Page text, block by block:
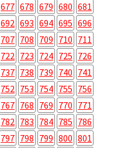
677 678 679 680 681
692 693 694 695 696
707 708 709 710 711
722 723 724 725 726
737 738 739 740 741
752 753 754 755 756
767 768 769 770 771
782 783 784 785 786
797 798 799 800 801